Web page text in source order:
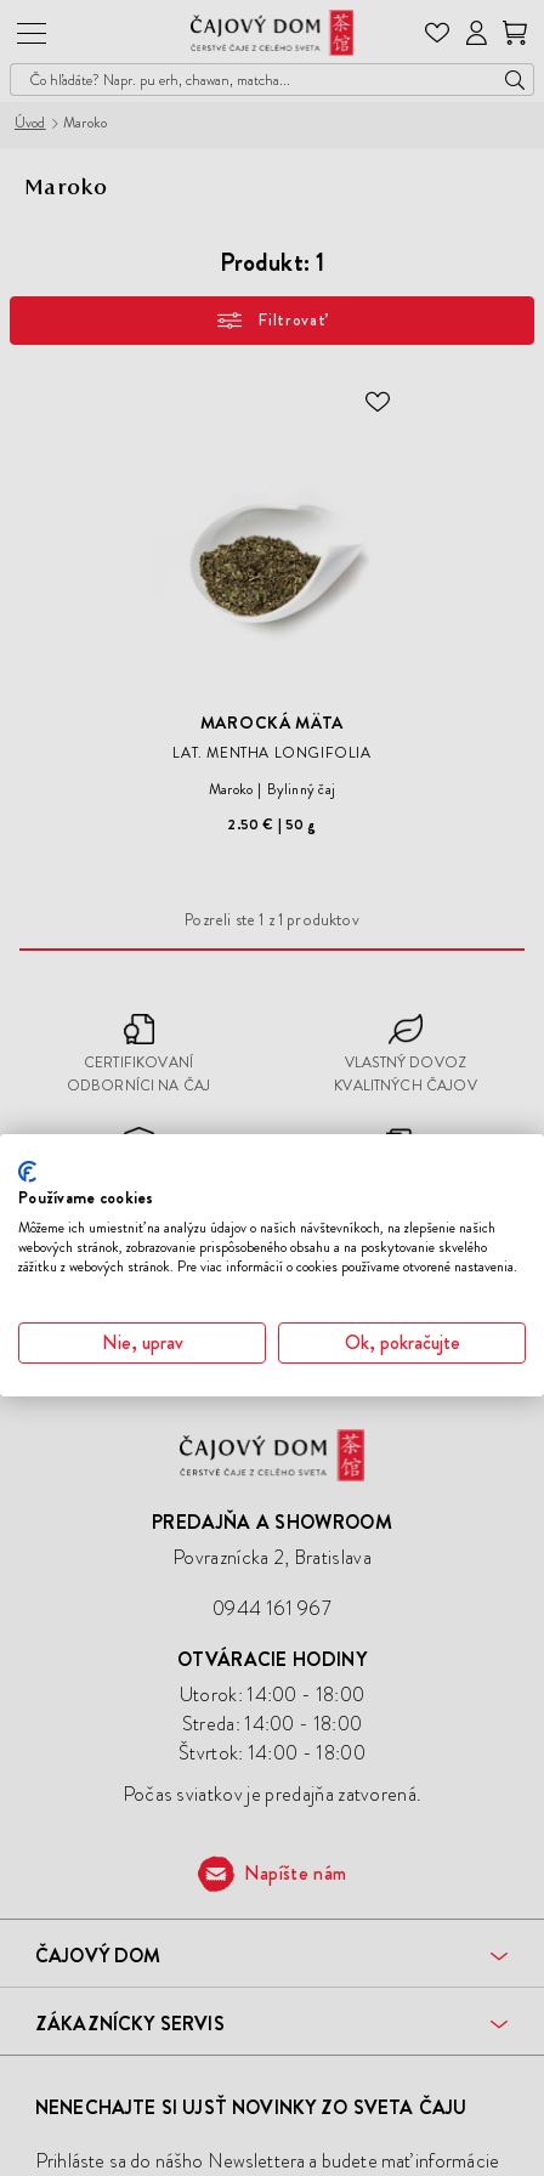
Čajový
Dom
Úvod Maroko
Maroko
Produkt:1
Filtrovať
ODOBER
MAROCKÁ MÄTA
LAT. MENTHA LONGIFOLIA
Maroko
Bylinný čaj
2.50 €
50 g
Pozreli ste1 z1 produktov
CERTIFIKOVANÍ
ODBORNÍCI NA ČAJ
VLASTNÝ DOVOZ
KVALITNÝCH ČAJOV
OBJEDNÁVOK NAD 70 €
ZADARMO
SVETA SKLADOM
KAMENNÁ PREDAJŇA
Čajový
Dom
PREDAJŇA A SHOWROOM
Povraznícka 2, Bratislava
0944 161 967
OTVÁRACIE HODINY
Utorok: 14:00 - 18:00
Streda: 14:00 - 18:00
Štvrtok: 14:00 - 18:00
Počas sviatkov je predajňa zatvorená.
Napíšte nám
ČAJOVÝ DOM
ZÁKAZNÍCKY SERVIS
NENECHAJTE SI UJSŤ NOVINKY ZO SVETA ČAJU
Prihláste sa do nášho Newslettera a budete mať informácie
Používame cookies
Môžeme ich umiestniť na analýzu údajov o našich návštevníkoch, na zlepšenie našich
webových stránok, zobrazovanie prispôsobeného obsahu a na poskytovanie skvelého
zážitku z webových stránok. Pre viac informácií o cookies používame otvorené nastavenia.
Nie, uprav Ok, pokračujte